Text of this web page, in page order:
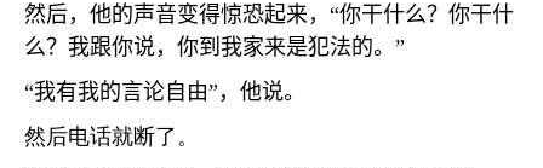
然后，他的声音变得惊恐起来， “你干什么？你干什
么？我跟你说，你到我家来是犯法的。 ”
“我有我的言论自由” ，他说。
然后电话就断了。